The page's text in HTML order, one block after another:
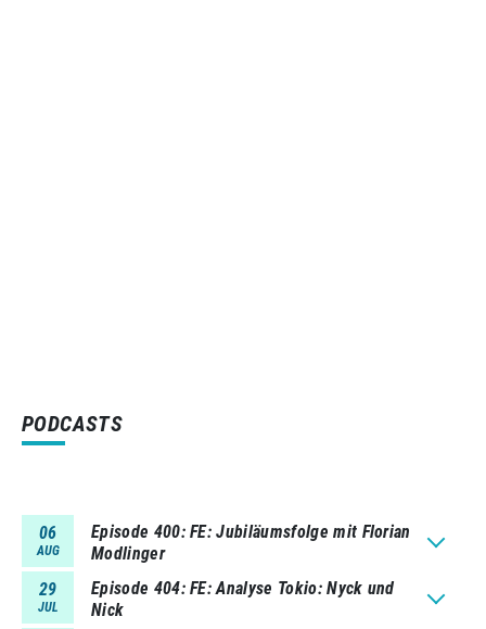
PODCASTS
06
AUG
Episode 400 FE: Jubiläumsfolge mit Florian
Modlinger
29
JUL
Episode 404 FE: Analyse Tokio: Nyck und
Nick